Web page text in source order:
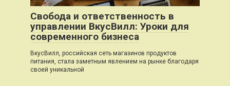
Свобода и ответственность в
управлении ВкусВилл: Уроки для
современного бизнеса
ВкусВилл, российская сеть магазинов продуктов
питания, стала заметным явлением на рынке благодаря
своей уникальной